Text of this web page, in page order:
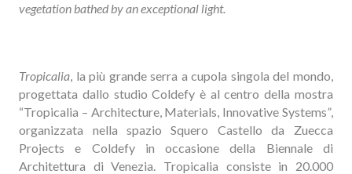
vegetation bathed by an exceptional light.
Tropicalia, la più grande serra a cupola singola del mondo,
progettata dallo studio Coldefy è al centro della mostra
“Tropicalia – Architecture, Materials, Innovative Systems”,
organizzata nella spazio Squero Castello da Zuecca
Projects e Coldefy in occasione della Biennale di
Architettura di Venezia. Tropicalia consiste in 20.000